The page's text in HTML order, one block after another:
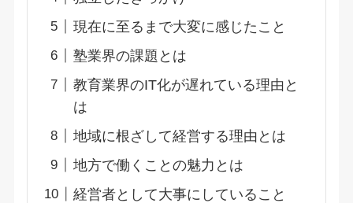
現在に至るまで大変に感じたこと
塾業界の課題とは
教育業界のIT化が遅れている理由と
は
地域に根ざして経営する理由とは
地方で働くことの魅力とは
経営者として大事にしていること